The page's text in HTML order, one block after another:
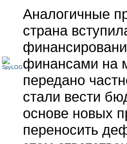
Аналогичные
страна
финансами на
передано
стали вести
основе новых
переносить